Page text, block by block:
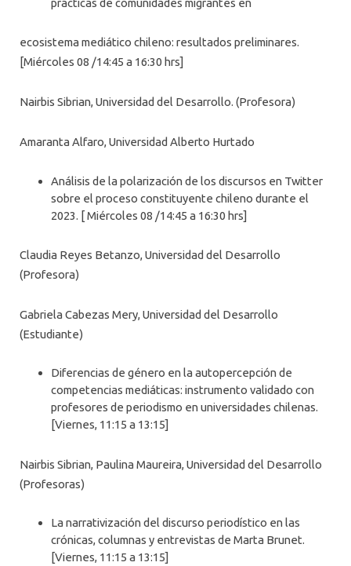
ecosistema mediático chileno: resultados preliminares.
[Miércoles 08 /14:45 a 16:30 hrs]
Nairbis Sibrian, Universidad del Desarrollo. (Profesora)
Amaranta Alfaro, Universidad Alberto Hurtado
Análisis de la polarización de los discursos en Twitter
sobre el proceso constituyente chileno durante el
2023. [ Miércoles 08 /14:45 a 16:30 hrs]
Claudia Reyes Betanzo, Universidad del Desarrollo
(Profesora)
Gabriela Cabezas Mery, Universidad del Desarrollo
(Estudiante)
Diferencias de género en la autopercepción de
competencias mediáticas: instrumento validado con
profesores de periodismo en universidades chilenas.
[Viernes, 11:15 a 13:15]
Nairbis Sibrian, Paulina Maureira, Universidad del Desarrollo
(Profesoras)
La narrativización del discurso periodístico en las
crónicas, columnas y entrevistas de Marta Brunet.
[Viernes, 11:15 a 13:15]